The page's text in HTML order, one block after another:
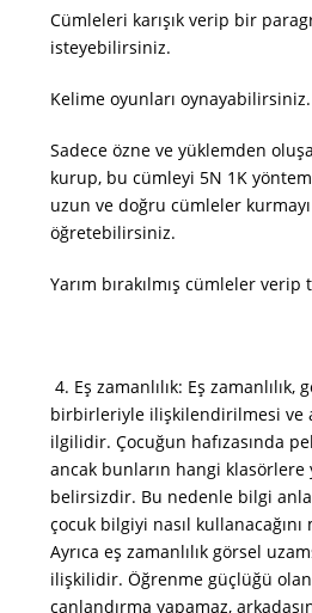
Cümleleri karışık verip bir
isteyebilirsiniz.
Kelime oyunları oynayabilirsiniz.
Sadece özne ve yüklemden
kurup, bu cümleyi 5N 1K
uzun ve doğru cümleler
öğretebilirsiniz.
Yarım bırakılmış cümleler
4. Eş zamanlılık: Eş
birbirleriyle ilişkilendirilmesi ve
ilgilidir. Çocuğun hafızasında
ancak bunların hangi
belirsizdir. Bu nedenle bilgi
çocuk bilgiyi nasıl
Ayrıca eş zamanlılık görsel
ilişkilidir. Öğrenme güçlüğü
canlandırma yapamaz,